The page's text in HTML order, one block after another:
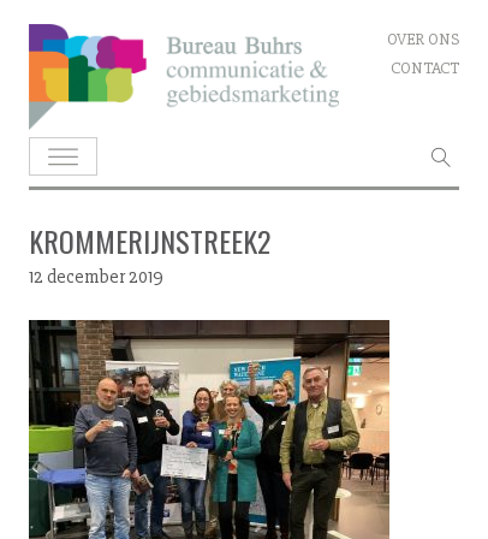
Skip
to
content
OVER ONS
CONTACT
KROMMERIJNSTREEK2
12 december 2019